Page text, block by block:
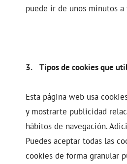
puede ir de unos minutos a
3. Tipos de cookies que
Esta página web usa
y mostrarte publicidad
hábitos de navegación.
Puedes aceptar todas las
cookies de forma granular